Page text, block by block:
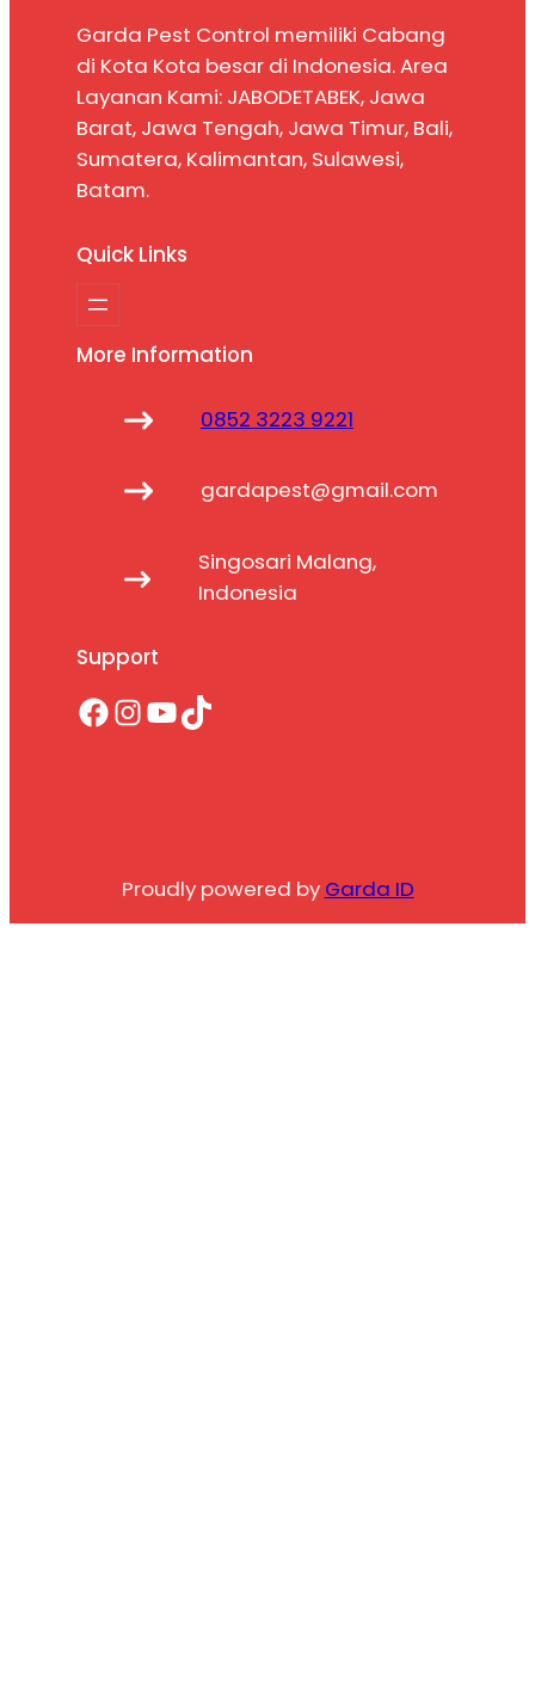
Garda Pest Control memiliki Cabang
di Kota Kota besar di Indonesia. Area
Layanan Kami: JABODETABEK, Jawa
Barat, Jawa Tengah, Jawa Timur, Bali,
Sumatera, Kalimantan, Sulawesi,
Batam.
Quick Links
More Information
0852 3223 9221
gardapest@gmail.com
Singosari Malang,
Indonesia
Support
Facebook InstagramYouTube TikTok
Proudly powered by Garda ID